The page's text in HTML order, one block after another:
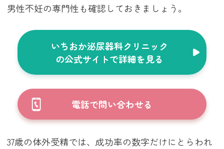
男性不妊の専門性も確認しておきましょう。
いちおか泌尿器科クリニック
の公式サイトで詳細を見る
電話で問い合わせる
37歳の体外受精では、成功率の数字だけにとらわれ